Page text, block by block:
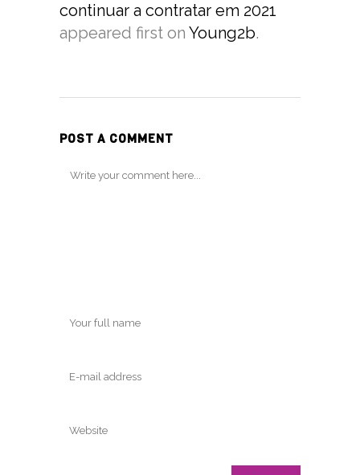
continuar a contratar em 2021
appeared first on Young2b.
POST A COMMENT